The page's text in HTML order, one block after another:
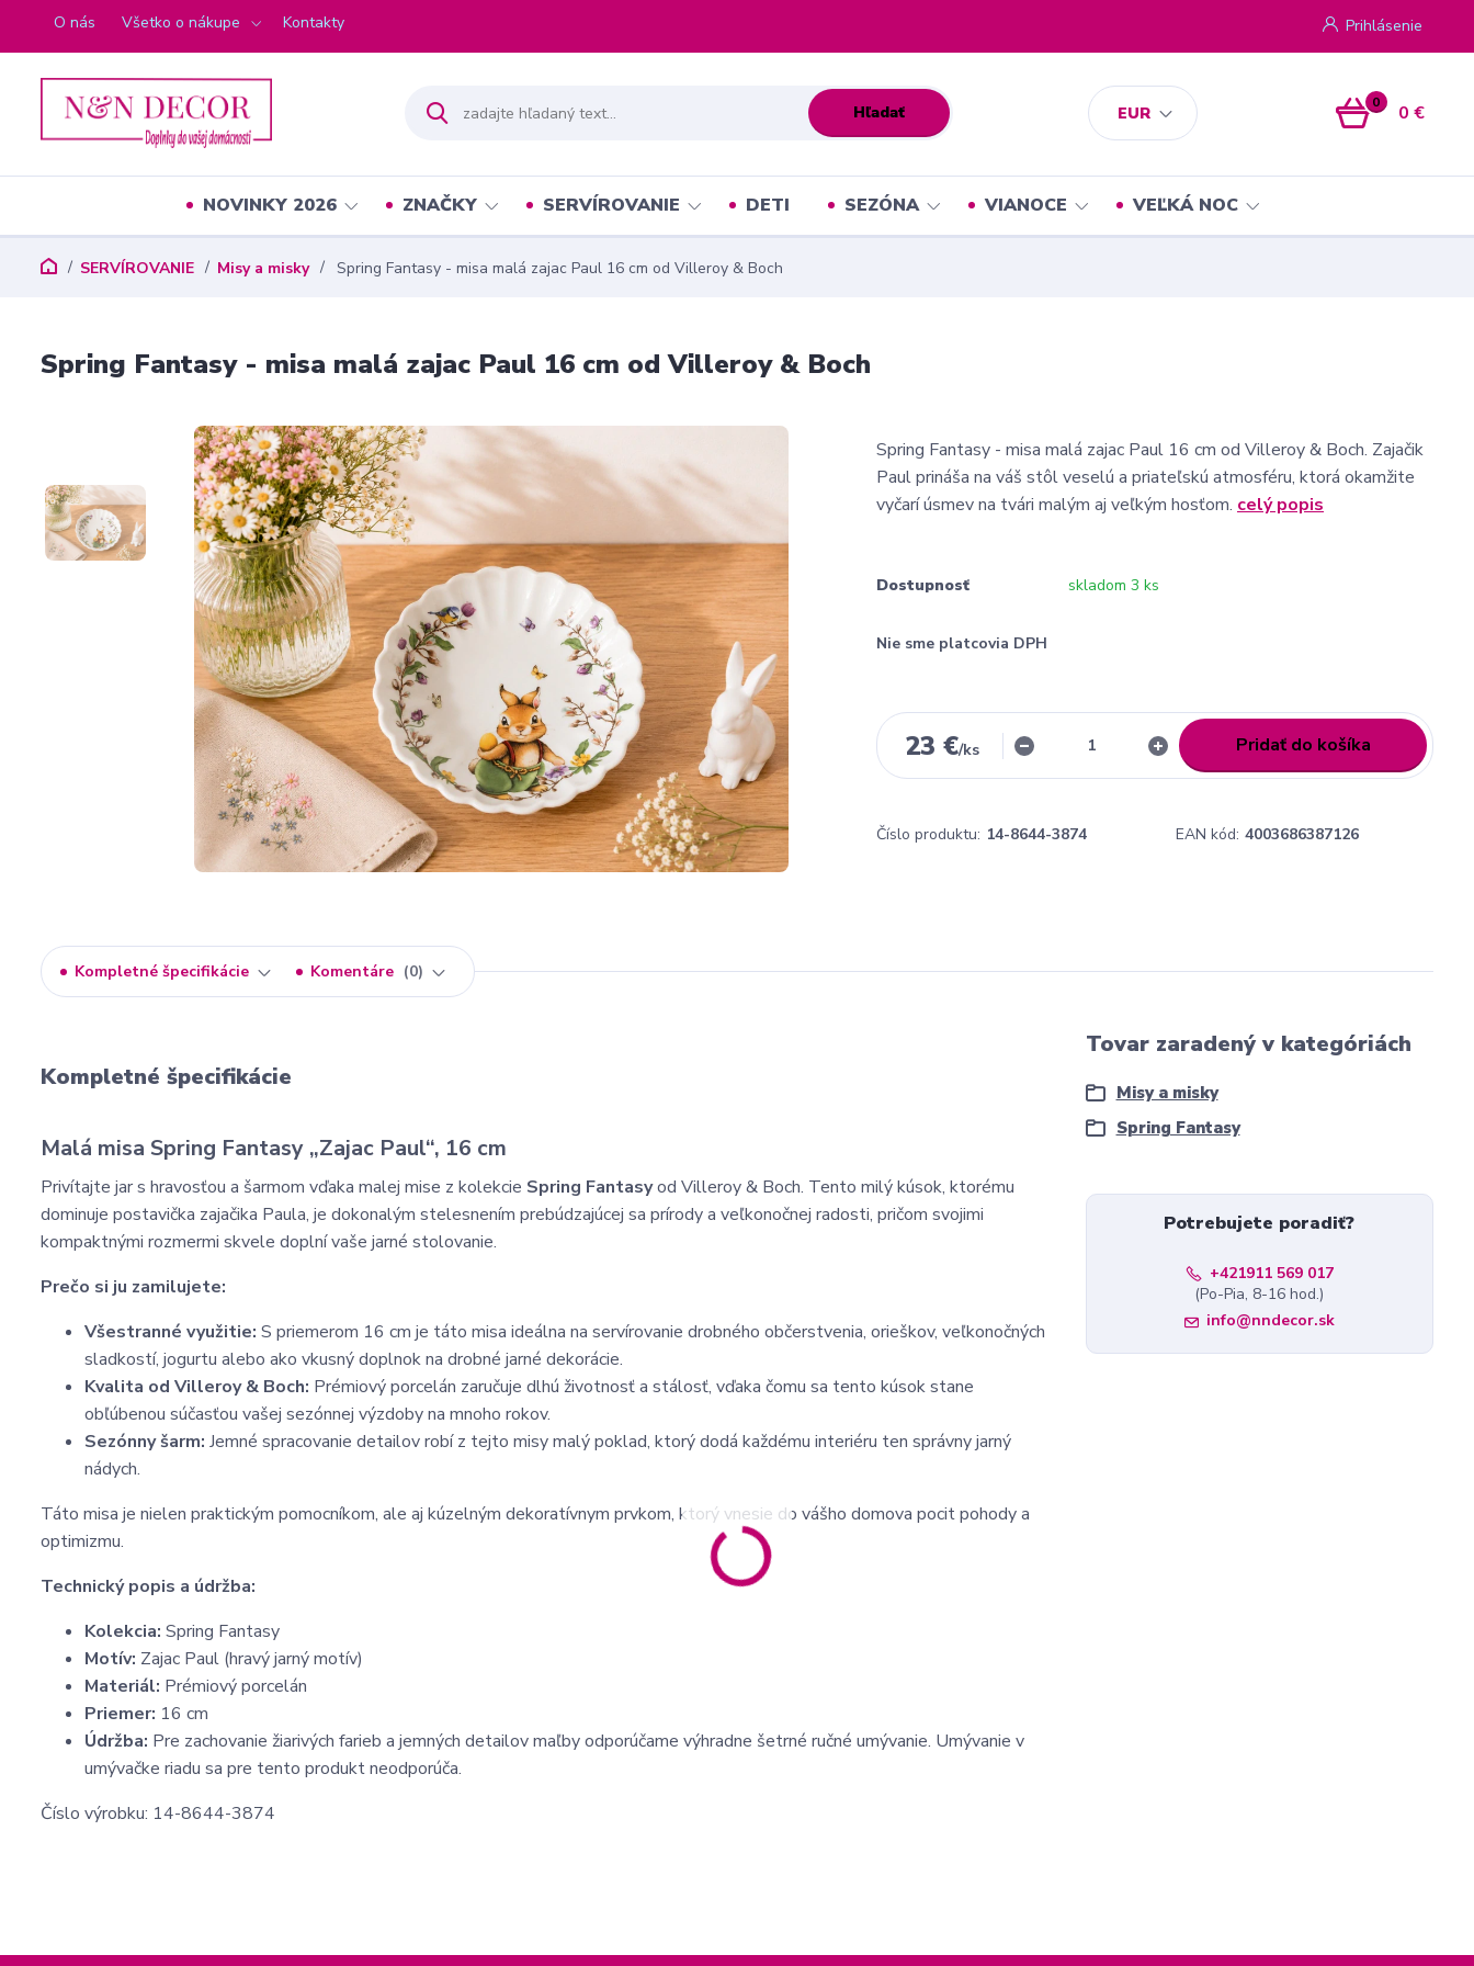
O nás Všetko o nákupe Kontakty
EUR
Prihlásenie
Hľadať 0 0 €
NOVINKY 2026 ZNAČKY SERVÍROVANIE DETI SEZÓNA VIANOCE VEĽKÁ NOC
SERVÍROVANIE Misy a misky Spring Fantasy - misa malá zajac Paul 16 cm od Villeroy & Boch
Spring Fantasy - misa malá zajac Paul 16 cm od Villeroy & Boch
Spring Fantasy - misa malá zajac Paul 16 cm od Villeroy & Boch. Zajačik
Paul prináša na váš stôl veselú a priateľskú atmosféru, ktorá okamžite
vyčarí úsmev na tvári malým aj veľkým hosťom. celý popis
Dostupnosť skladom 3 ks
Nie sme platcovia DPH
23 €/ks Pridať do košíka
Číslo produktu: 14-8644-3874 EAN kód: 4003686387126
Kompletné špecifikácie Komentáre 0
Kompletné špecifikácie
Malá misa Spring Fantasy „Zajac Paul“, 16 cm
Privítajte jar s hravosťou a šarmom vďaka malej mise z kolekcie Spring Fantasyod Villeroy & Boch. Tento milý kúsok, ktorému
dominuje postavička zajačika Paula, je dokonalým stelesnením prebúdzajúcej sa prírody a veľkonočnej radosti, pričom svojimi
kompaktnými rozmermi skvele doplní vaše jarné stolovanie.
Prečo si ju zamilujete:
Všestranné využitie: S priemerom 16 cm je táto misa ideálna na servírovanie drobného občerstvenia, orieškov, veľkonočných
sladkostí, jogurtu alebo ako vkusný doplnok na drobné jarné dekorácie.
Kvalita od Villeroy & Boch: Prémiový porcelán zaručuje dlhú životnosť a stálosť, vďaka čomu sa tento kúsok stane
obľúbenou súčasťou vašej sezónnej výzdoby na mnoho rokov.
Sezónny šarm: Jemné spracovanie detailov robí z tejto misy malý poklad, ktorý dodá každému interiéru ten správny jarný
nádych.
Táto misa je nielen praktickým pomocníkom, ale aj kúzelným dekoratívnym prvkom, ktorý vnesie do vášho domova pocit pohody a
optimizmu.
Technický popis a údržba:
Kolekcia: Spring Fantasy
Motív: Zajac Paul (hravý jarný motív)
Materiál: Prémiový porcelán
Priemer: 16 cm
Údržba: Pre zachovanie žiarivých farieb a jemných detailov maľby odporúčame výhradne šetrné ručné umývanie. Umývanie v
umývačke riadu sa pre tento produkt neodporúča.
Číslo výrobku: 14-8644-3874
Tovar zaradený v kategóriách
Misy a misky
Spring Fantasy
Potrebujete poradiť?
+421911 569 017
(Po-Pia, 8-16 hod.)
info@nndecor.sk